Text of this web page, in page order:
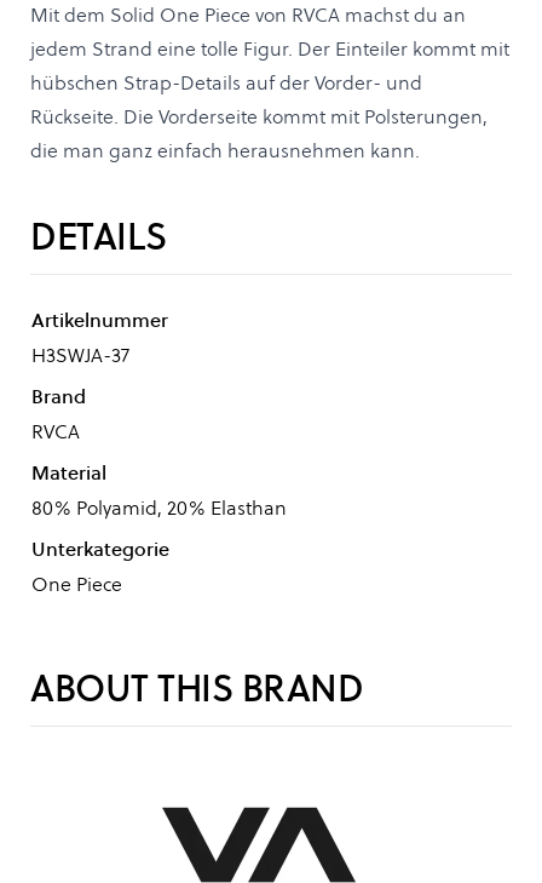
Mit dem Solid One Piece von RVCA machst du an
jedem Strand eine tolle Figur. Der Einteiler kommt mit
hübschen Strap-Details auf der Vorder- und
Rückseite. Die Vorderseite kommt mit Polsterungen,
die man ganz einfach herausnehmen kann.
DETAILS
Artikelnummer
H3SWJA-37
Brand
RVCA
Material
80% Polyamid, 20% Elasthan
Unterkategorie
One Piece
ABOUT THIS BRAND